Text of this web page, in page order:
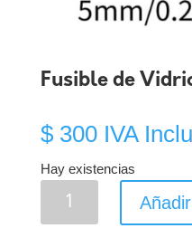
Fusible de
$300 IVA
Hay existencias
Fusible